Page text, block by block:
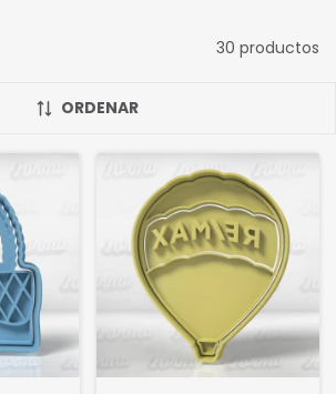
30 productos
ORDENAR